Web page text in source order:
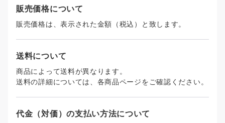
販売価格について
販売価格は、表示された金額（税込）と致します。
送料について
商品によって送料が異なります。
送料の詳細については、各商品ページをご確認ください。
代金（対価）の支払い方法について